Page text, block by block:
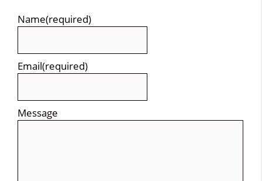
Name(required)
Email(required)
Message